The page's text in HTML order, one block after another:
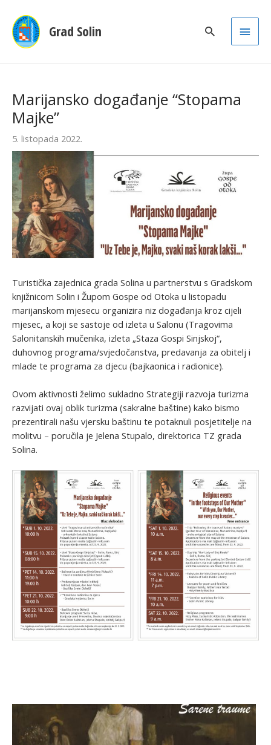
Grad Solin
Main
Marijansko događanje “Stopama
Majke”
5. listopada 2022.
Turistička zajednica grada Solina u partnerstvu s Gradskom
knjižnicom Solin i Župom Gospe od Otoka u listopadu
marijanskom mjesecu organizira niz događanja kroz cijeli
mjesec, a koji se sastoje od izleta u Salonu (Tragovima
Salonitanskih mučenika, izleta „Staza Gospi Sinjskoj“,
duhovnog programa/svjedočanstva, predavanja za obitelj i
mlade te programa za djecu (bajkaonica i radionice).
Ovom aktivnosti želimo sukladno Strategiji razvoja turizma
razvijati ovaj oblik turizma (sakralne baštine) kako bismo
prezentirali našu vjersku baštinu te potaknuli posjetitelje na
molitvu – poručila je Jelena Stupalo, direktorica TZ grada
Solina.